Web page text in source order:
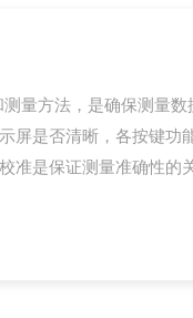
量方法，是确保测量
是否清晰，各按键
准是保证测量准确性的